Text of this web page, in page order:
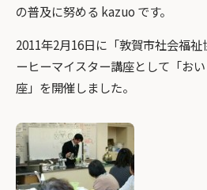
の普及に努める kazuo です。
2011年2月16日に「敦賀市社会福
ーヒーマイスター講座として「お
座」を開催しました。